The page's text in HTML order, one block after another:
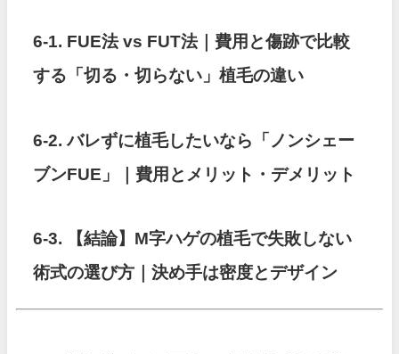
6-1. FUE法 vs FUT法｜費用と傷跡で比較
する「切る・切らない」植毛の違い
6-2.バレずに植毛したいなら「ノンシェー
ブンFUE」｜費用とメリット・デメリット
6-3. 【結論】M字ハゲの植毛で失敗しない
術式の選び方｜決め手は密度とデザイン